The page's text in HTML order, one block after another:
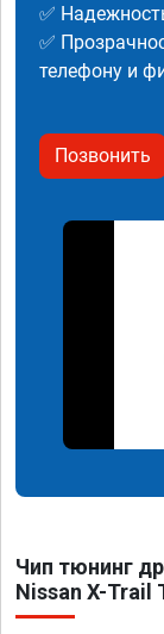
✅
✅
телефону и
Позвонить
Чип тюнинг
Nissan X-Trail